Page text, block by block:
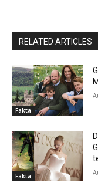
RELATED ARTICLES
Fakta
Fakta